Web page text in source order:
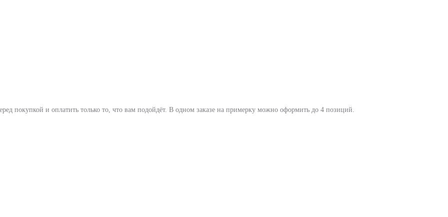
покупкой и оплатить только то, что вам подойдёт. В одном заказе на примерку можно оформить до 4 позиций.